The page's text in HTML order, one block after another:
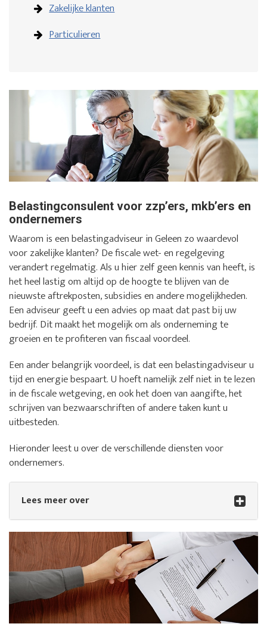
Zakelijke klanten
Particulieren
Belastingconsulent voor zzp’ers, mkb’ers en
ondernemers
Waarom is een belastingadviseur in Geleen zo waardevol
voor zakelijke klanten? De fiscale wet- en regelgeving
verandert regelmatig. Als u hier zelf geen kennis van heeft, is
het heel lastig om altijd op de hoogte te blijven van de
nieuwste aftrekposten, subsidies en andere mogelijkheden.
Een adviseur geeft u een advies op maat dat past bij uw
bedrijf. Dit maakt het mogelijk om als onderneming te
groeien en te profiteren van fiscaal voordeel.
Een ander belangrijk voordeel, is dat een belastingadviseur u
tijd en energie bespaart. U hoeft namelijk zelf niet in te lezen
in de fiscale wetgeving, en ook het doen van aangifte, het
schrijven van bezwaarschriften of andere taken kunt u
uitbesteden.
Hieronder leest u over de verschillende diensten voor
ondernemers.
Lees meer over